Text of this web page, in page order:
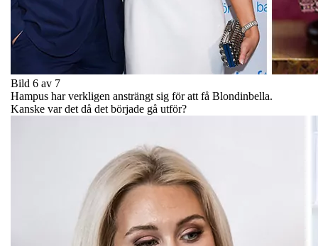
Bild 6 av 7
Hampus har verkligen ansträngt sig för att få Blondinbella.
Kanske var det då det började gå utför?